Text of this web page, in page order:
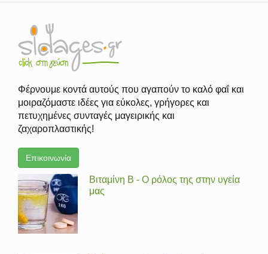
Φέρνουμε κοντά αυτούς που αγαπούν το καλό φαΐ και
μοιραζόμαστε ιδέες για εύκολες, γρήγορες και
πετυχημένες συνταγές μαγειρικής και
ζαχαροπλαστικής!
Επικοινωνία
Βιταμίνη Β - Ο ρόλος της στην υγεία
μας